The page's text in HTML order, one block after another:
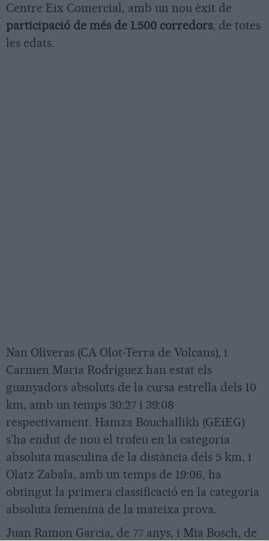
Centre Eix Comercial, amb un nou èxit de
participació de més de 1.500 corredors, de totes
les edats.
Nan Oliveras (CA Olot-Terra de Volcans), i
Carmen Maria Rodríguez han estat els
guanyadors absoluts de la cursa estrella dels 10
km, amb un temps 30:27 i 39:08
respectivament. Hamza Bouchallikh (GEiEG)
s’ha endut de nou el trofeu en la categoria
absoluta masculina de la distància dels 5 km, i
Olatz Zabala, amb un temps de 19:06, ha
obtingut la primera classificació en la categoria
absoluta femenina de la mateixa prova.
Juan Ramon Garcia, de 77 anys, i Mia Bosch, de